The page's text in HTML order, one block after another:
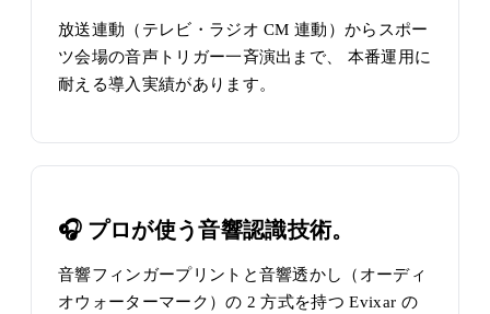
放送連動（テレビ・ラジオ CM 連動）からスポー
ツ会場の音声トリガー一斉演出まで、 本番運用に
耐える導入実績があります。
🎧 プロが使う音響認識技術。
音響フィンガープリントと音響透かし（オーディ
オウォーターマーク）の 2 方式を持つ Evixar の